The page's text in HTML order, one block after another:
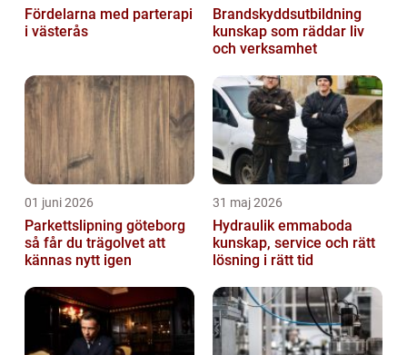
Fördelarna med parterapi
i västerås
Brandskyddsutbildning
kunskap som räddar liv
och verksamhet
01 juni 2026
Parkettslipning göteborg
så får du trägolvet att
kännas nytt igen
31 maj 2026
Hydraulik emmaboda
kunskap, service och rätt
lösning i rätt tid